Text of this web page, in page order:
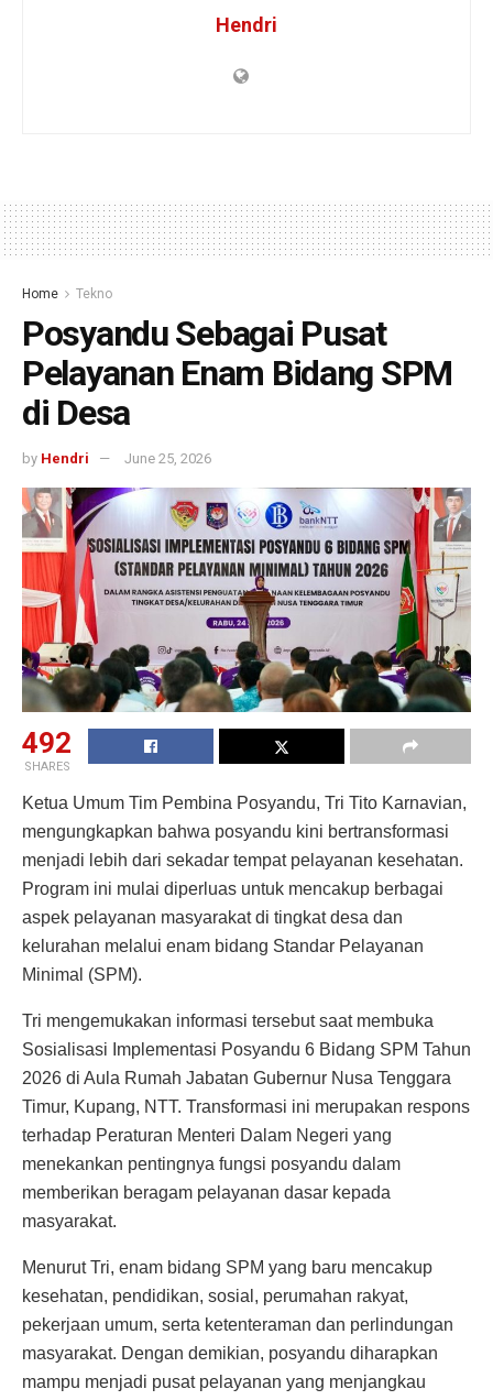
Hendri
Home Tekno
Posyandu Sebagai Pusat
Pelayanan Enam Bidang SPM
di Desa
by Hendri June 25, 2026
492
SHARES
Ketua Umum Tim Pembina Posyandu, Tri Tito Karnavian,
mengungkapkan bahwa posyandu kini bertransformasi
menjadi lebih dari sekadar tempat pelayanan kesehatan.
Program ini mulai diperluas untuk mencakup berbagai
aspek pelayanan masyarakat di tingkat desa dan
kelurahan melalui enam bidang Standar Pelayanan
Minimal (SPM).
Tri mengemukakan informasi tersebut saat membuka
Sosialisasi Implementasi Posyandu 6 Bidang SPM Tahun
2026 di Aula Rumah Jabatan Gubernur Nusa Tenggara
Timur, Kupang, NTT. Transformasi ini merupakan respons
terhadap Peraturan Menteri Dalam Negeri yang
menekankan pentingnya fungsi posyandu dalam
memberikan beragam pelayanan dasar kepada
masyarakat.
Menurut Tri, enam bidang SPM yang baru mencakup
kesehatan, pendidikan, sosial, perumahan rakyat,
pekerjaan umum, serta ketenteraman dan perlindungan
masyarakat. Dengan demikian, posyandu diharapkan
mampu menjadi pusat pelayanan yang menjangkau